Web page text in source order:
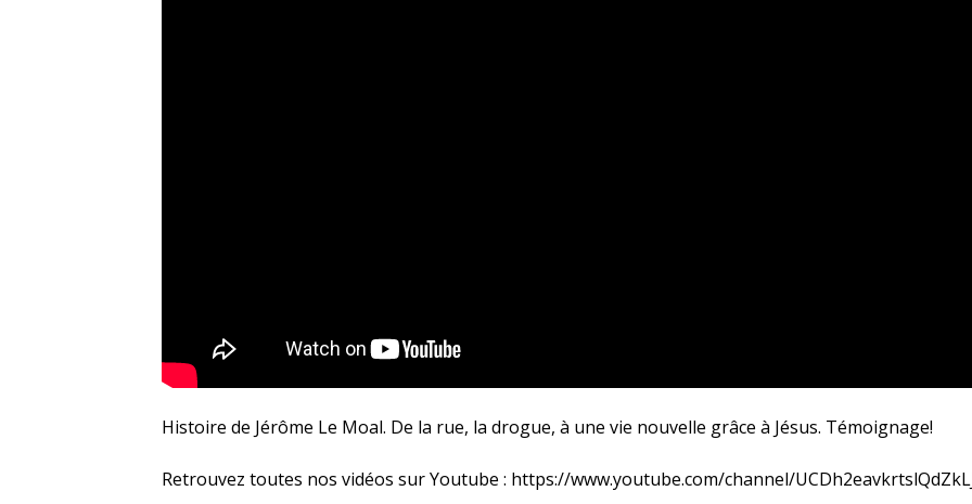
Histoire de Jérôme Le Moal. De la rue, la drogue, à une vie nouvelle grâce à Jésus. Témoignage!
Retrouvez toutes nos vidéos sur Youtube : https://www.youtube.com/channel/